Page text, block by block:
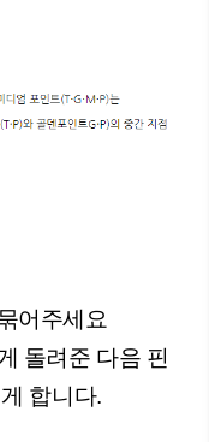
어주세요
돌려준 다음 핀
합니다.